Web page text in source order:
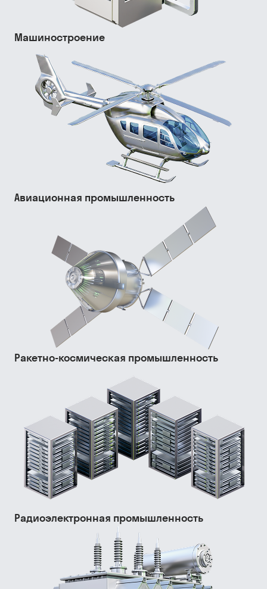
Машиностроение
Авиационная промышленность
Ракетно-космическая промышленность
Радиоэлектронная промышленность